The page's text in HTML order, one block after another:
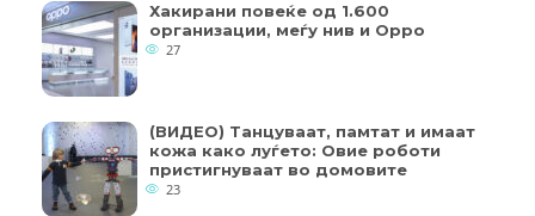
Хакирани повеќе од 1.600
организации, меѓу нив и Oppo
27
(ВИДЕО) Танцуваат, памтат и имаат
кожа како луѓето: Овие роботи
пристигнуваат во домовите
23